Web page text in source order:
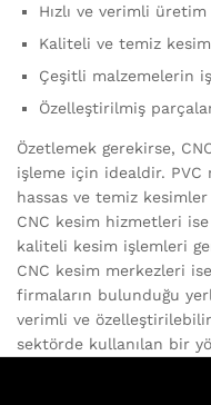
Hızlı ve verimli üretim
Kaliteli ve temiz
Çeşitli malzemelerin
Özelleştirilmiş
Özetlemek gerekirse,
işleme için idealdir. PVC
hassas ve temiz
CNC kesim hizmetleri
kaliteli kesim işlemleri
CNC kesim merkezleri
firmaların bulunduğu
verimli ve
sektörde kullanılan bir